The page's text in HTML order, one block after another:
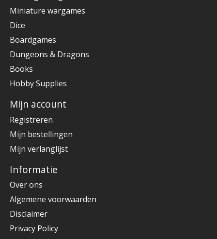
Miniature wargames
Dice
Boardgames
Dungeons & Dragons
Books
Hobby Supplies
Mijn account
Registreren
Mijn bestellingen
Mijn verlanglijst
Informatie
Over ons
Algemene voorwaarden
Disclaimer
Privacy Policy